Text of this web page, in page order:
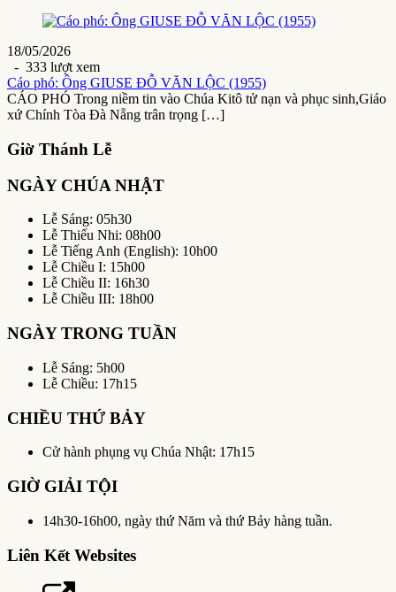
18/05/2026
- 333 lượt xem
Cáo phó: Ông GIUSE ĐỖ VĂN LỘC (1955)
CÁO PHÓ Trong niềm tin vào Chúa Kitô tử nạn và phục sinh,Giáo
xứ Chính Tòa Đà Nẵng trân trọng […]
Giờ Thánh Lễ
NGÀY CHÚA NHẬT
Lễ Sáng: 05h30
Lễ Thiếu Nhi: 08h00
Lễ Tiếng Anh (English): 10h00
Lễ Chiều I: 15h00
Lễ Chiều II: 16h30
Lễ Chiều III: 18h00
NGÀY TRONG TUẦN
Lễ Sáng: 5h00
Lễ Chiều: 17h15
CHIỀU THỨ BẢY
Cử hành phụng vụ Chúa Nhật: 17h15
GIỜ GIẢI TỘI
14h30-16h00, ngày thứ Năm và thứ Bảy hàng tuần.
Liên Kết Websites